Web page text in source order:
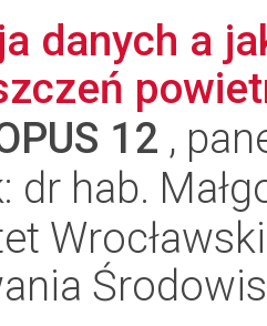
danych a
12 ,
dr hab.